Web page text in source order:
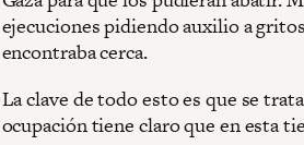
ejecuciones pidiendo auxilio a
encontraba cerca.
La clave de todo esto es que se
ocupación tiene claro que en esta